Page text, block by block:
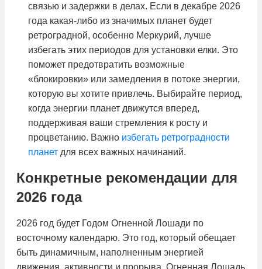
связью и задержки в делах. Если в декабре 2026
года какая-либо из значимых планет будет
ретроградной, особенно Меркурий, лучше
избегать этих периодов для установки елки. Это
поможет предотвратить возможные
«блокировки» или замедления в потоке энергии,
которую вы хотите привлечь. Выбирайте период,
когда энергии планет движутся вперед,
поддерживая ваши стремления к росту и
процветанию. Важно избегать ретроградности
планет для всех важных начинаний.
Конкретные рекомендации для
2026 года
2026 год будет Годом Огненной Лошади по
восточному календарю. Это год, который обещает
быть динамичным, наполненным энергией
движения, активности и прорыва. Огненная Лошадь